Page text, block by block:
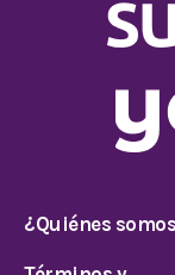
¿Quiénes